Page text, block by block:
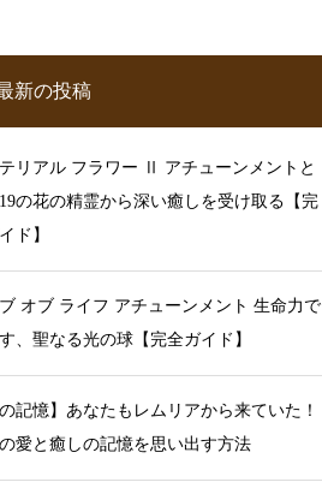
新の投稿
リアル フラワー Ⅱ アチューンメントと
の花の精霊から深い癒しを受け取る【完
ド】
オブ ライフ アチューンメント 生命力で
、聖なる光の球【完全ガイド】
の記憶】あなたもレムリアから来ていた！
愛と癒しの記憶を思い出す方法